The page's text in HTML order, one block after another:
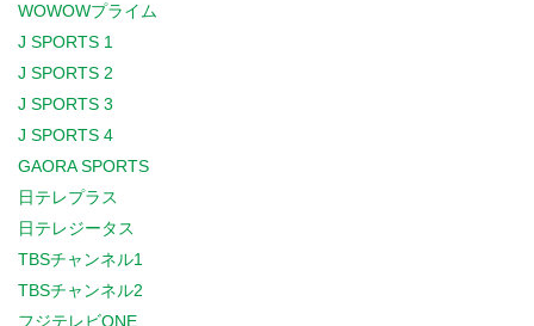
WOWOWプライム
J SPORTS 1
J SPORTS 2
J SPORTS 3
J SPORTS 4
GAORA SPORTS
日テレプラス
日テレジータス
TBSチャンネル1
TBSチャンネル2
フジテレビONE